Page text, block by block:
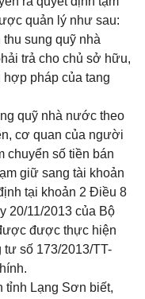
quản lý như sau:
sung quỹ nhà
trả cho chủ sở hữu,
hợp pháp của tang
quỹ nhà nước theo
cơ quan của người
chuyển số tiền bán
giữ sang tài khoản
tại khoản 2 Điều 8
20/11/2013 của Bộ
được thực hiện
số 173/2013/TT-
tỉnh Lạng Sơn biết,